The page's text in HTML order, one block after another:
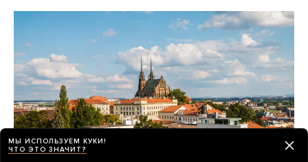
МЫ ИСПОЛЬЗУЕМ КУКИ!
ЧТО ЭТО ЗНАЧИТ?